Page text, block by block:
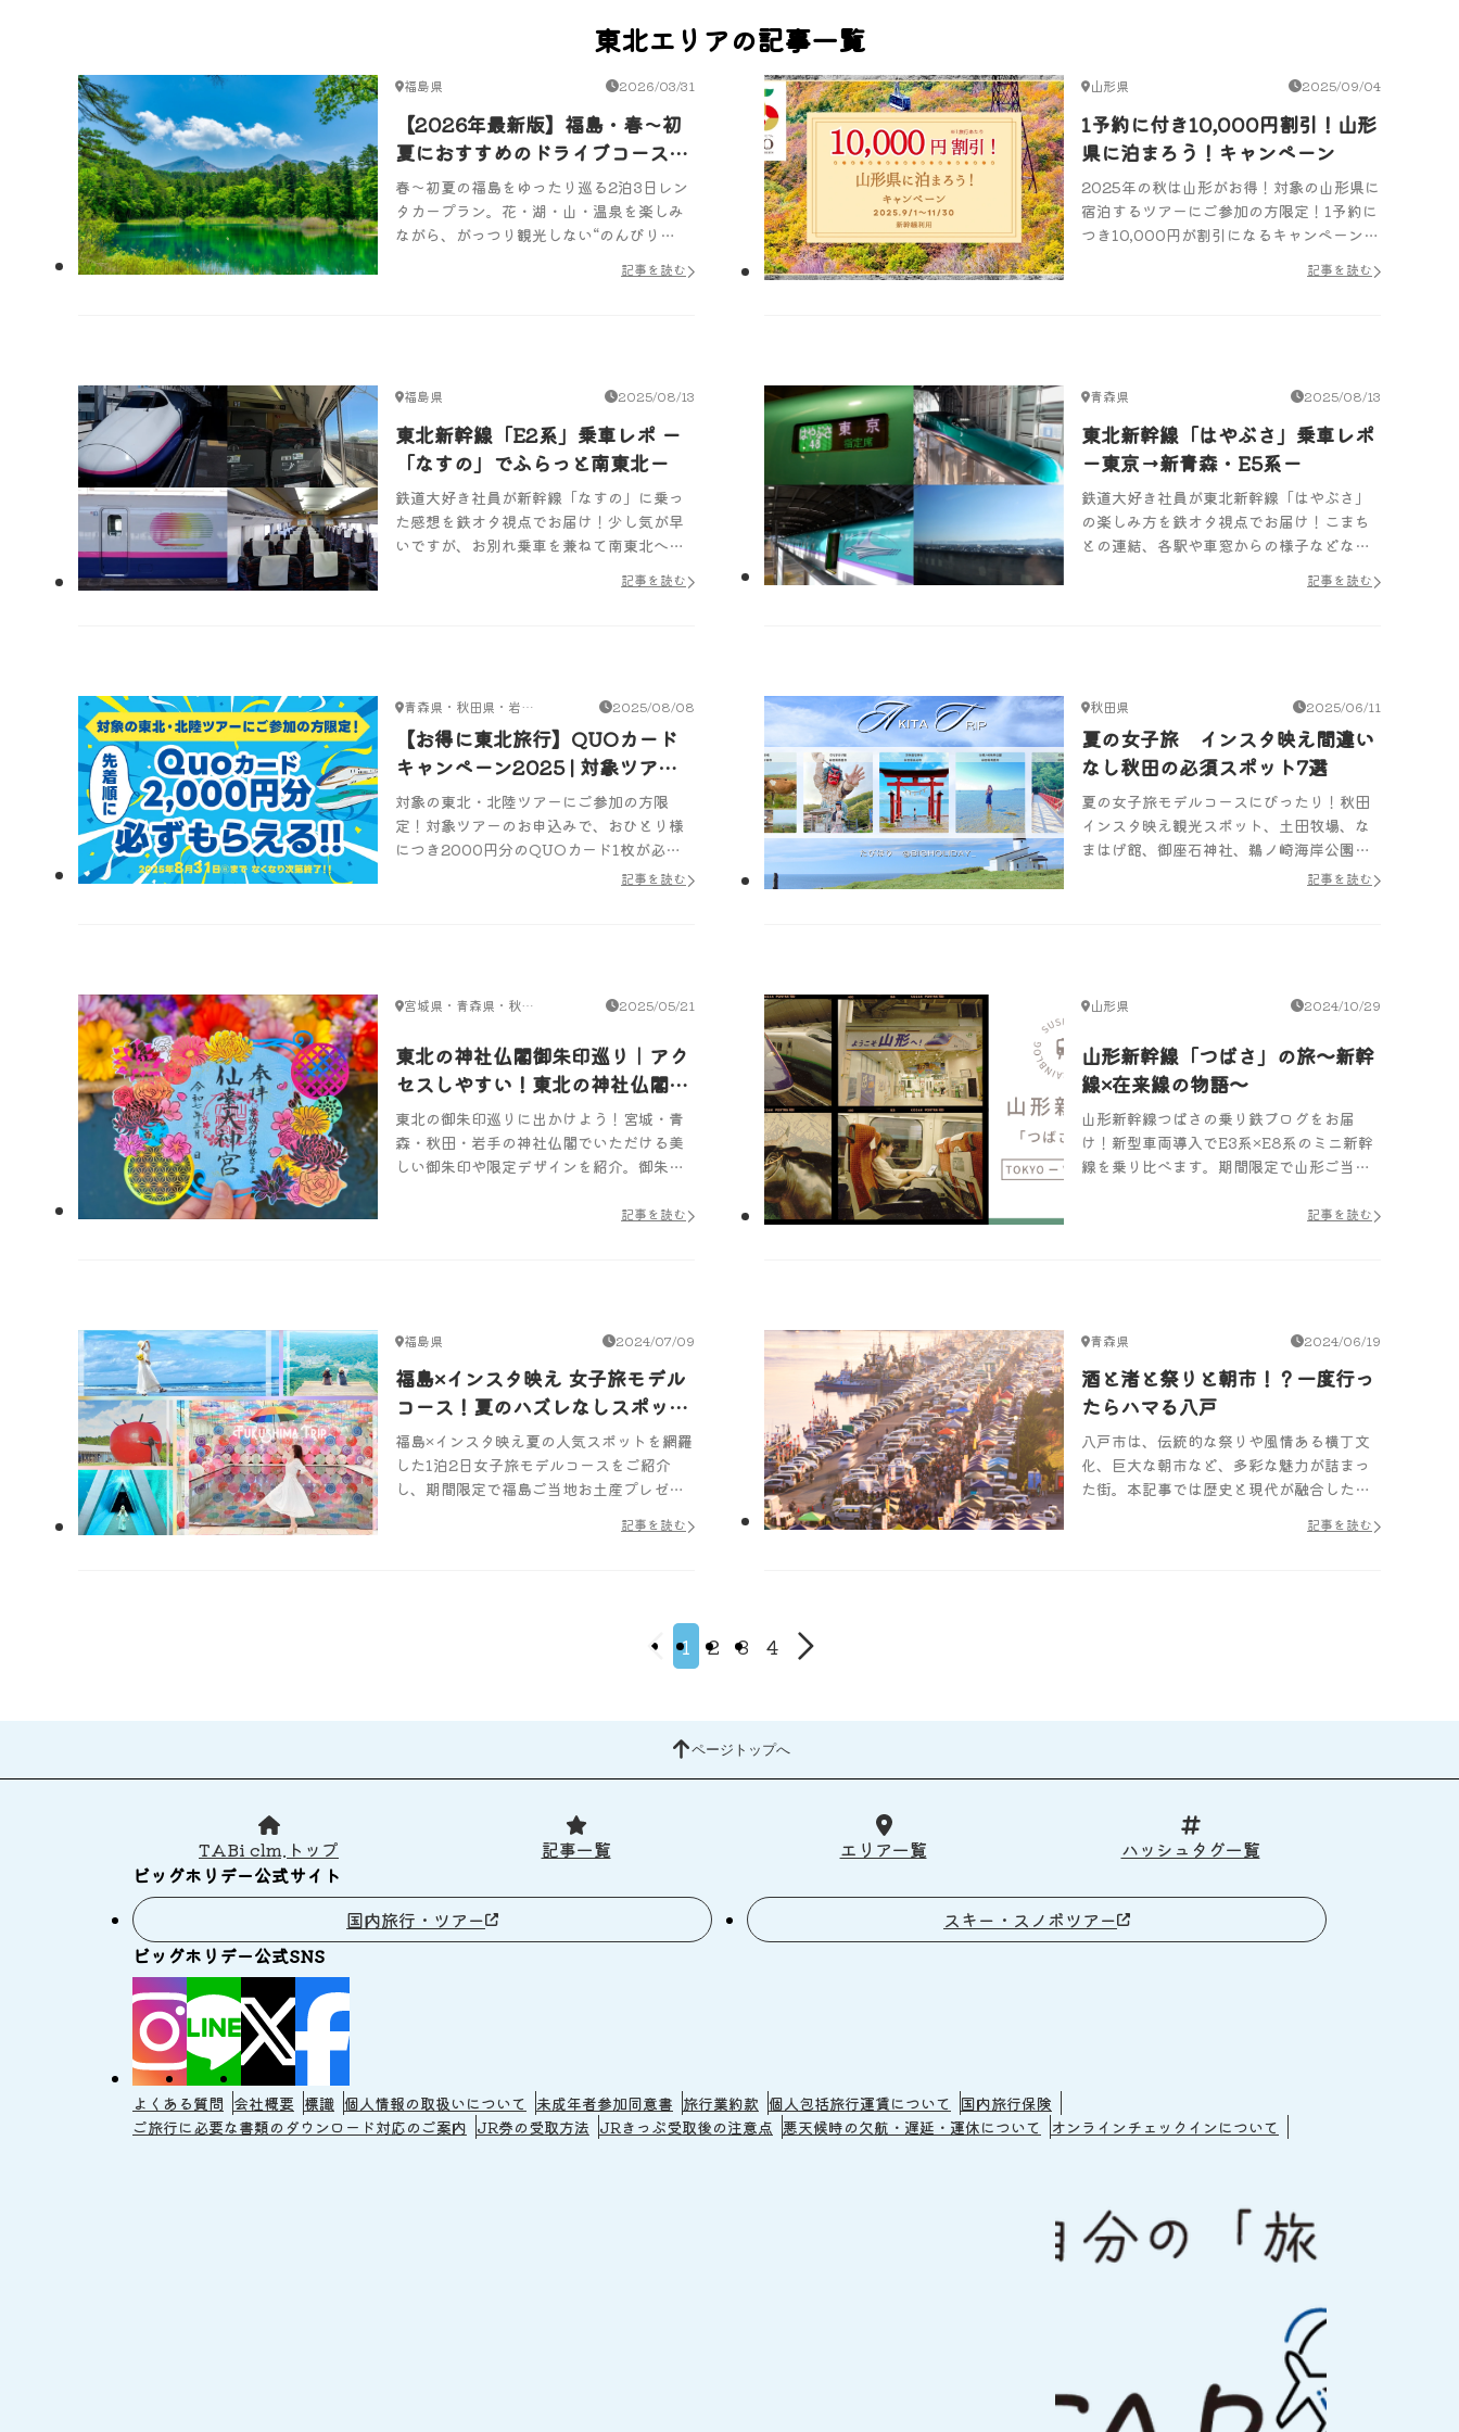
東北エリアの記事一覧
福島県 2026/03/31
【2026年最新版】福島・春～初
夏におすすめのドライブコース2
泊3日
春～初夏の福島をゆったり巡る2泊3日レン
タカープラン。花・湖・山・温泉を楽しみ
ながら、がっつり観光しない“のんびり
記事を読む
山形県 2025/09/04
1予約に付き10,000円割引！山形
県に泊まろう！キャンペーン
2025年の秋は山形がお得！対象の山形県に
宿泊するツアーにご参加の方限定！1予約に
つき10,000円が割引になるキャンペーンを
内では山形の秋のおすすめ観光スポットも
記事を読む
福島県 2025/08/13
東北新幹線「E2系」乗車レポ ー
「なすの」でふらっと南東北ー
鉄道大好き社員が新幹線「なすの」に乗っ
た感想を鉄オタ視点でお届け！少し気が早
いですが、お別れ乗車を兼ねて南東北への
記事を読む
青森県 2025/08/13
東北新幹線「はやぶさ」乗車レポ
ー東京→新青森・E5系ー
鉄道大好き社員が東北新幹線「はやぶさ」
の楽しみ方を鉄オタ視点でお届け！こまち
との連結、各駅や車窓からの様子などなど
記事を読む
青森県・秋田県・岩手
県
2025/08/08
【お得に東北旅行】QUOカード
キャンペーン2025 | 対象ツアー
のお申込みで、おひとり様2000
円分のQUOカード1枚が必ずもら
える！
対象の東北・北陸ツアーにご参加の方限
定！対象ツアーのお申込みで、おひとり様
につき2000円分のQUOカード1枚が必ず
もらえるキャンペーンを実施中！先着順＆
記事を読む
秋田県 2025/06/11
夏の女子旅 インスタ映え間違い
なし秋田の必須スポット7選
夏の女子旅モデルコースにぴったり！秋田
インスタ映え観光スポット、土田牧場、な
まはげ館、御座石神社、鵜ノ崎海岸公園、
抱返り渓谷、カンカネ洞、小安峡大噴湯を
記事を読む
宮城県・青森県・秋田
2025/05/21
東北の神社仏閣御朱印巡り｜アク
セスしやすい！東北の神社仏閣5
選
東北の御朱印巡りに出かけよう！宮城・青
森・秋田・岩手の神社仏閣でいただける美
しい御朱印や限定デザインを紹介。御朱印
記事を読む
山形県 2024/10/29
山形新幹線「つばさ」の旅〜新幹
線×在来線の物語〜
山形新幹線つばさの乗り鉄ブログをお届
け！新型車両導入でE3系×E8系のミニ新幹
線を乗り比べます。期間限定で山形ご当地
記事を読む
福島県 2024/07/09
福島×インスタ映え 女子旅モデル
コース！夏のハズレなしスポット
1泊2日のプランを紹介
福島×インスタ映え夏の人気スポットを網羅
した1泊2日女子旅モデルコースをご紹介
し、期間限定で福島ご当地お土産プレゼン
りでは定期的にお得な限定クーポンも配布
記事を読む
青森県 2024/06/19
酒と渚と祭りと朝市！？一度行っ
たらハマる八戸
八戸市は、伝統的な祭りや風情ある横丁文
化、巨大な朝市など、多彩な魅力が詰まっ
た街。本記事では歴史と現代が融合した八
記事を読む
1 2 3 4
ページトップへ
TABi clm.トップ 記事一覧 エリア一覧
ハッシュタグ一覧
ビッグホリデー公式サイト
国内旅行・ツアー
スキー・スノボツアー
ビッグホリデー公式SNS
よくある質問 会社概要 標識 個人情報の取扱いについて 未成年者参加同意書 旅行業約款 個人包括旅行運賃について 国内旅行保険
ご旅行に必要な書類のダウンロード対応のご案内 JR券の受取方法 JRきっぷ受取後の注意点 悪天候時の欠航・遅延・運休について オンラインチェックインについて